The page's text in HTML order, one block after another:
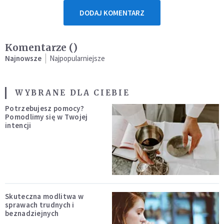
DODAJ KOMENTARZ
Komentarze ()
Najnowsze Najpopularniejsze
WYBRANE DLA CIEBIE
Potrzebujesz pomocy?
Pomodlimy się w Twojej
intencji
Skuteczna modlitwa w
sprawach trudnych i
beznadziejnych